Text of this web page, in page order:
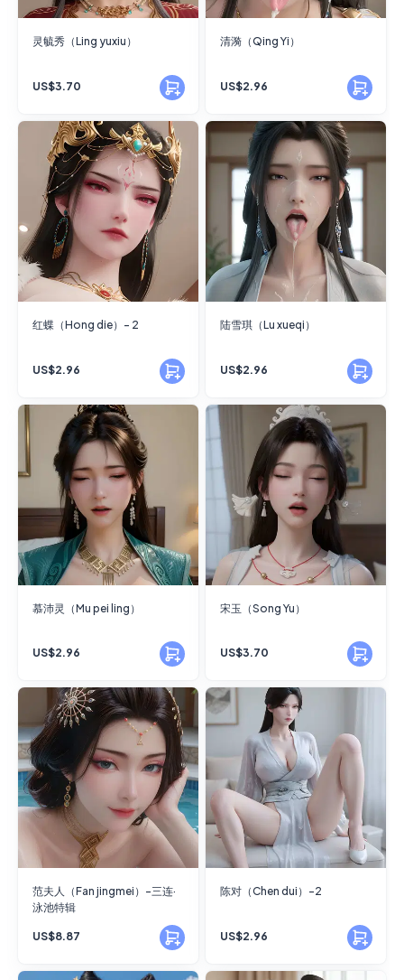
灵毓秀（Ling yuxiu）
US$3.70
清漪（Qing Yi）
US$2.96
红蝶（Hong die）- 2
US$2.96
陆雪琪（Lu xueqi）
US$2.96
慕沛灵（Mu pei ling）
US$2.96
宋玉（Song Yu）
US$3.70
范夫人（Fan jingmei）-三连·
泳池特辑
US$8.87
陈对（Chen dui）-2
US$2.96